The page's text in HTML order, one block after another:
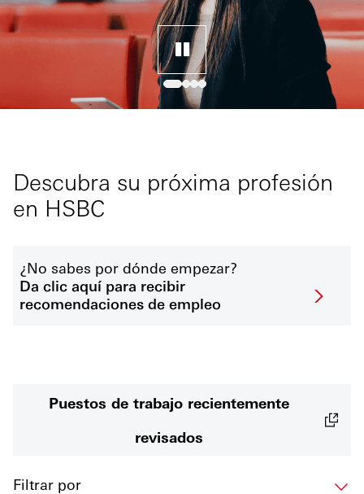
Descubra su próxima profesión
en HSBC
¿No sabes por dónde empezar?
Da clic aquí para recibir
recomendaciones de empleo
Puestos de trabajo recientemente
revisados
Filtrar por